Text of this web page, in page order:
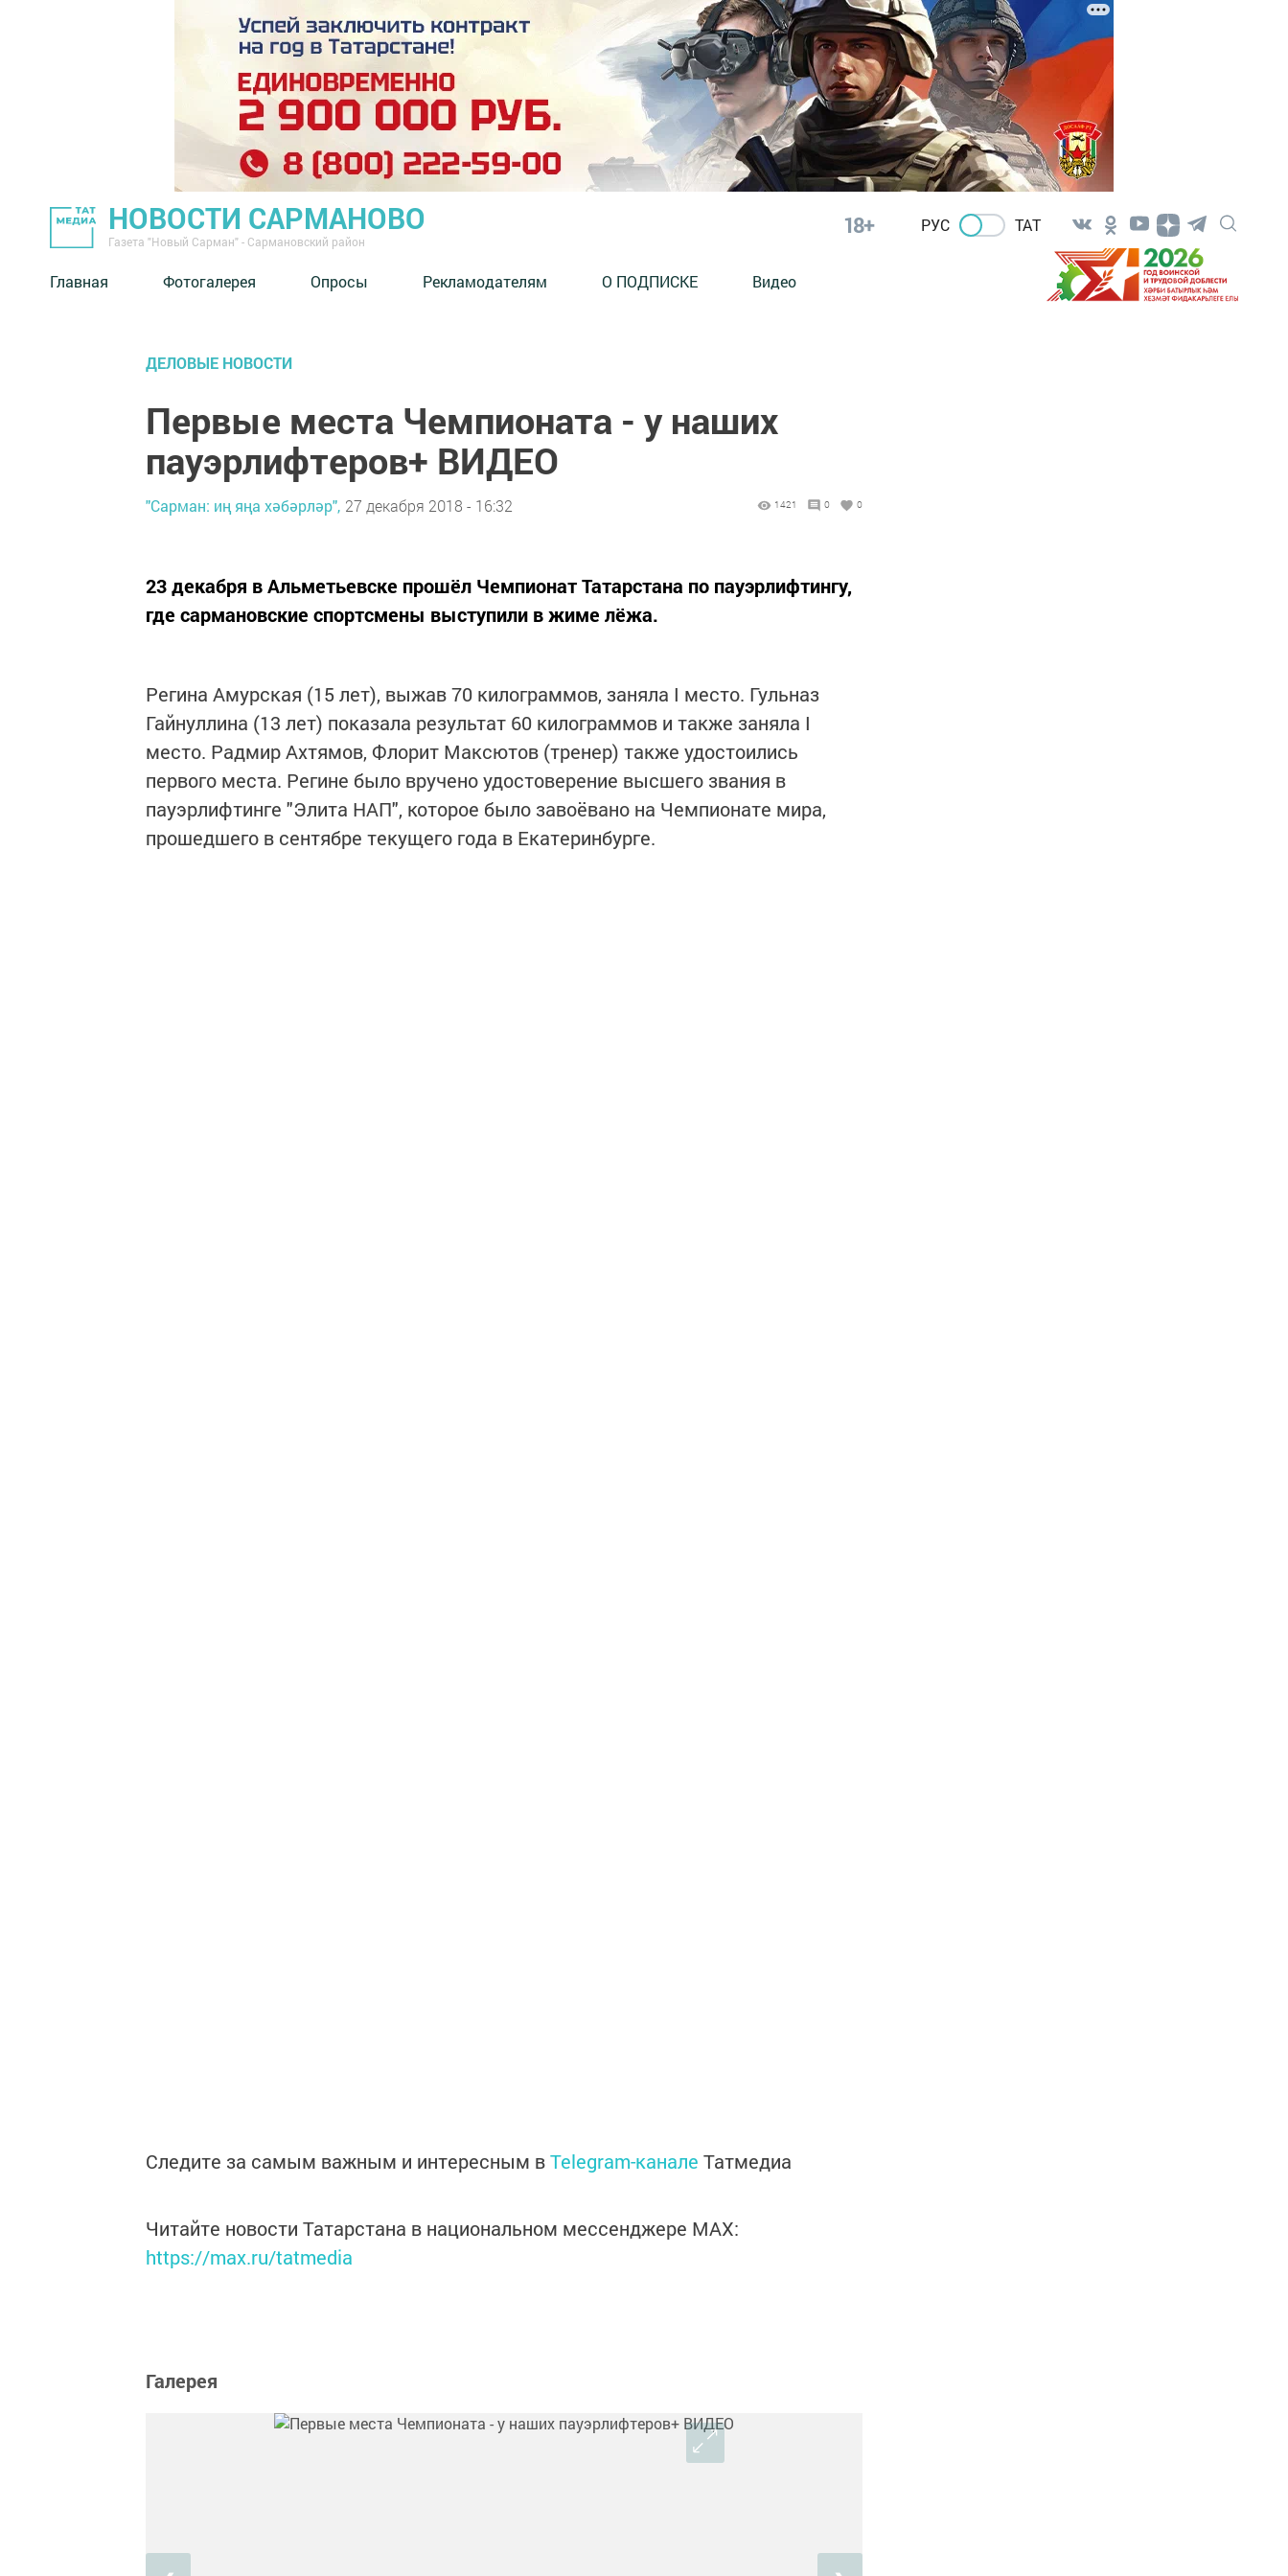
НОВОСТИ САРМАНОВО
Газета "Новый Сарман" - Сармановский район
18+ РУС ТАТ
Главная Фотогалерея Опросы Рекламодателям О ПОДПИСКЕ Видео
ДЕЛОВЫЕ НОВОСТИ
Первые места Чемпионата - у наших
пауэрлифтеров+ ВИДЕО
"Сарман: иң яңа хәбәрләр", 27 декабря 2018 - 16:32 1421 0 0
23 декабря в Альметьевске прошёл Чемпионат Татарстана по пауэрлифтингу,
где сармановские спортсмены выступили в жиме лёжа.
Регина Амурская (15 лет), выжав 70 килограммов, заняла I место. Гульназ
Гайнуллина (13 лет) показала результат 60 килограммов и также заняла I
место. Радмир Ахтямов, Флорит Максютов (тренер) также удостоились
первого места. Регине было вручено удостоверение высшего звания в
пауэрлифтинге "Элита НАП", которое было завоёвано на Чемпионате мира,
прошедшего в сентябре текущего года в Екатеринбурге.
Следите за самым важным и интересным вTelegram-канале Татмедиа
Читайте новости Татарстана в национальном мессенджере MАХ:
https://max.ru/tatmedia
Галерея